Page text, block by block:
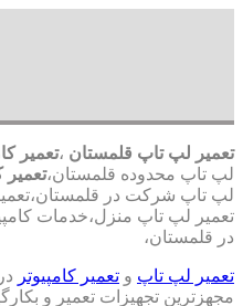
تعمیر لپ تاپ قلمستان ،تعمیر
لپ تاپ محدوده قلمستان،تعمیر
لپ تاپ شرکت در قلمستان،تعمیر
تعمیر لپ تاپ منزل،خدمات
در قلمستان،
تعمیر لپ تاپ و تعمیر کامپیوتر